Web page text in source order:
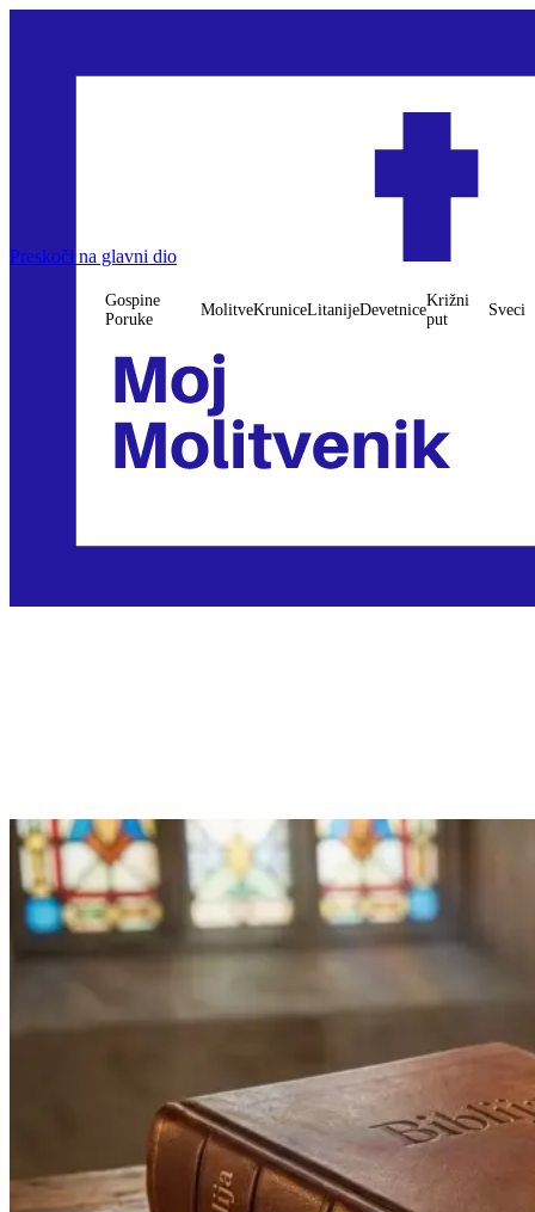
Preskoči na glavni dioGospine Poruke
Krunice
Litanije
Devetnice
Sveci